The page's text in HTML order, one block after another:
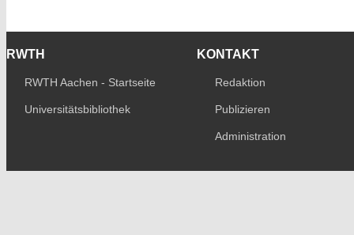
RWTH
RWTH Aachen - Startseite
Universitätsbibliothek
KONTAKT
Redaktion
Publizieren
Administration